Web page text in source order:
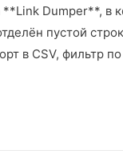
**Link Dumper**,
пустой
в CSV, фильтр